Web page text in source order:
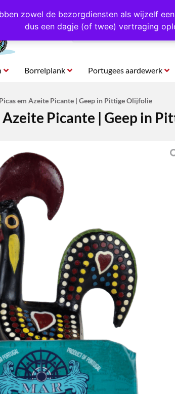
zowel de bezorgdiensten als wijzelf
dus een dagje (of twee) vertraging
Eigen import uit Portugal Altijd 1000
Borrelplank Portugees aardewerk
em Azeite Picante | Geep in Pittige Olijfolie
Azeite Picante | Geep in